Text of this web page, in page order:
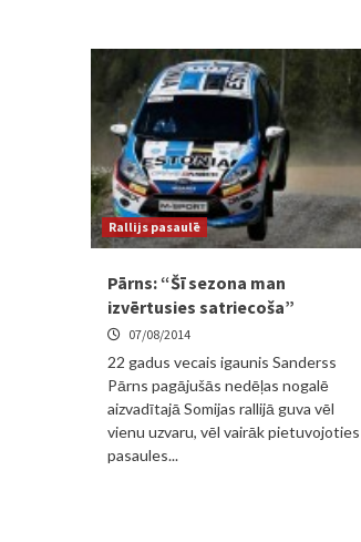
Rallijs pasaulē
Pārns: “Šī sezona man
izvērtusies satriecoša”
07/08/2014
22 gadus vecais igaunis Sanderss
Pārns pagājušās nedēļas nogalē
aizvadītajā Somijas rallijā guva vēl
vienu uzvaru, vēl vairāk pietuvojoties
pasaules...